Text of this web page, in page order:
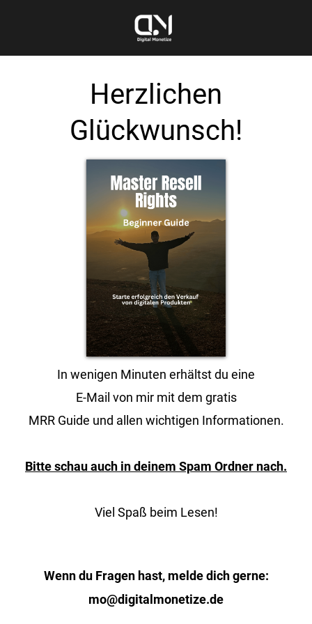
Herzlichen
Glückwunsch!
In wenigen Minuten erhältst du eine
E-Mail von mir mit dem gratis
MRR Guide und allen wichtigen Informationen.
Bitte schau auch in deinem Spam Ordner nach.
Viel Spaß beim Lesen!
Wenn du Fragen hast, melde dich gerne:
mo@digitalmonetize.de